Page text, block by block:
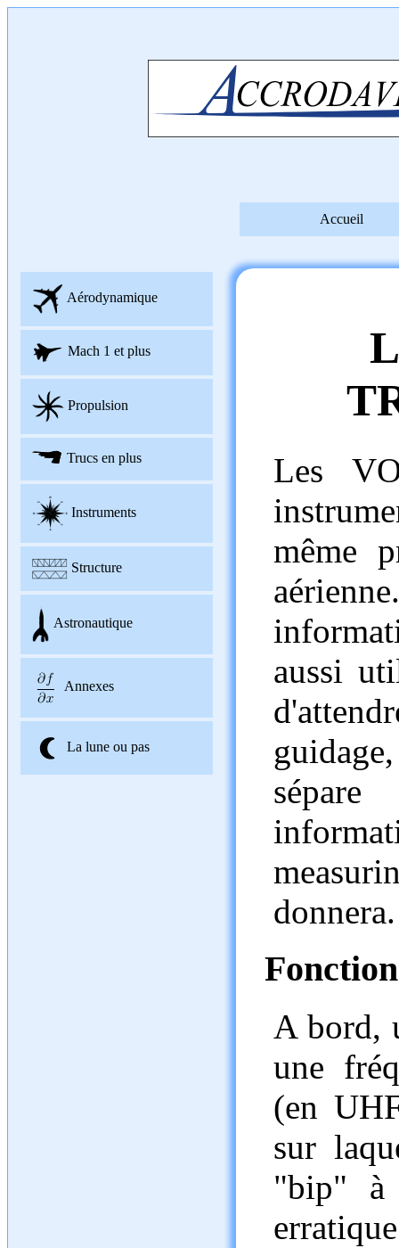
Accueil
Aérodynamique
Mach 1 et plus
Propulsion
Trucs en plus
Instruments
Structure
Astronautique
Annexes
La lune ou pas
Les
même
aussi
donnera.
A bord,
une
(en
sur
"bip" à